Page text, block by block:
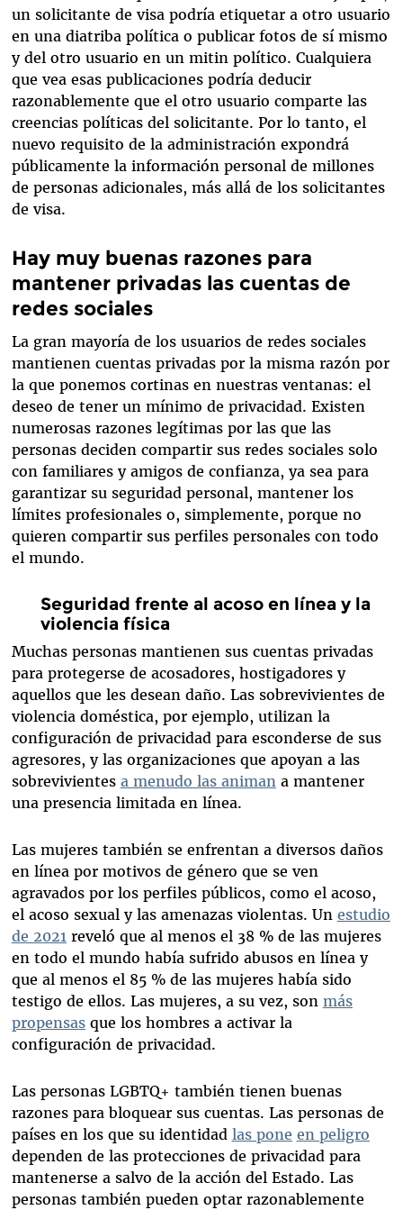
un solicitante de visa podría etiquetar a otro usuario
en una diatriba política o publicar fotos de sí mismo
y del otro usuario en un mitin político. Cualquiera
que vea esas publicaciones podría deducir
razonablemente que el otro usuario comparte las
creencias políticas del solicitante. Por lo tanto, el
nuevo requisito de la administración expondrá
públicamente la información personal de millones
de personas adicionales, más allá de los solicitantes
de visa.
Hay muy buenas razones para
mantener privadas las cuentas de
redes sociales
La gran mayoría de los usuarios de redes sociales
mantienen cuentas privadas por la misma razón por
la que ponemos cortinas en nuestras ventanas: el
deseo de tener un mínimo de privacidad. Existen
numerosas razones legítimas por las que las
personas deciden compartir sus redes sociales solo
con familiares y amigos de confianza, ya sea para
garantizar su seguridad personal, mantener los
límites profesionales o, simplemente, porque no
quieren compartir sus perfiles personales con todo
el mundo.
Seguridad frente al acoso en línea y la
violencia física
Muchas personas mantienen sus cuentas privadas
para protegerse de acosadores, hostigadores y
aquellos que les desean daño. Las sobrevivientes de
violencia doméstica, por ejemplo, utilizan la
configuración de privacidad para esconderse de sus
agresores, y las organizaciones que apoyan a las
sobrevivientes a menudo las animana mantener
una presencia limitada en línea.
Las mujeres también se enfrentan a diversos daños
en línea por motivos de género que se ven
agravados por los perfiles públicos, como el acoso,
el acoso sexual y las amenazas violentas. Un estudio
de 2021reveló que al menos el 38 % de las mujeres
en todo el mundo había sufrido abusos en línea y
que al menos el 85 % de las mujeres había sido
testigo de ellos. Las mujeres, a su vez, son más
propensasque los hombres a activar la
configuración de privacidad.
Las personas LGBTQ+ también tienen buenas
razones para bloquear sus cuentas. Las personas de
países en los que su identidad las pone en peligro
dependen de las protecciones de privacidad para
mantenerse a salvo de la acción del Estado. Las
personas también pueden optar razonablemente